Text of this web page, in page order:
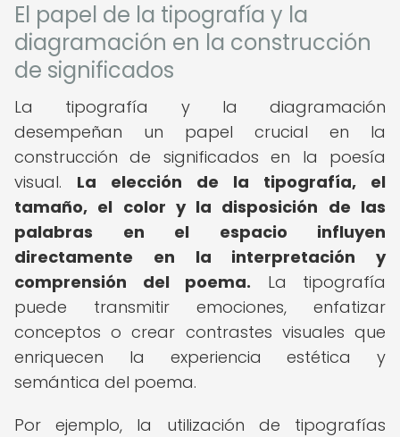
El papel de la tipografía y la
diagramación en la construcción
de significados
La tipografía y la diagramación
desempeñan un papel crucial en la
construcción de significados en la poesía
visual. La elección de la tipografía, el
tamaño, el color y la disposición de las
palabras en el espacio influyen
directamente en la interpretación y
comprensión del poema. La tipografía
puede transmitir emociones, enfatizar
conceptos o crear contrastes visuales que
enriquecen la experiencia estética y
semántica del poema.
Por ejemplo, la utilización de tipografías